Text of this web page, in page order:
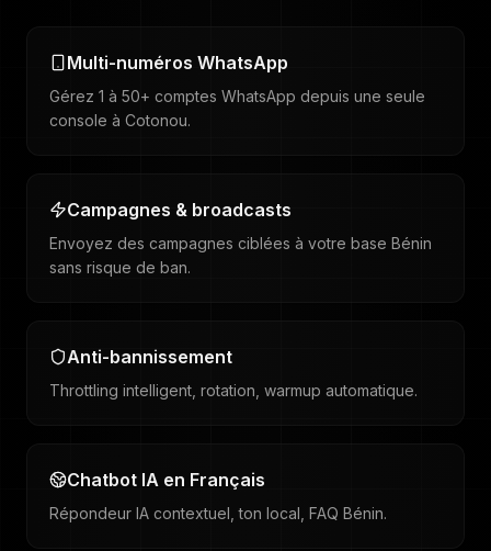
Multi-numéros WhatsApp
Gérez 1 à 50+ comptes WhatsApp depuis une seule
console à Cotonou.
Campagnes & broadcasts
Envoyez des campagnes ciblées à votre base Bénin
sans risque de ban.
Anti-bannissement
Throttling intelligent, rotation, warmup automatique.
Chatbot IA en Français
Répondeur IA contextuel, ton local, FAQ Bénin.